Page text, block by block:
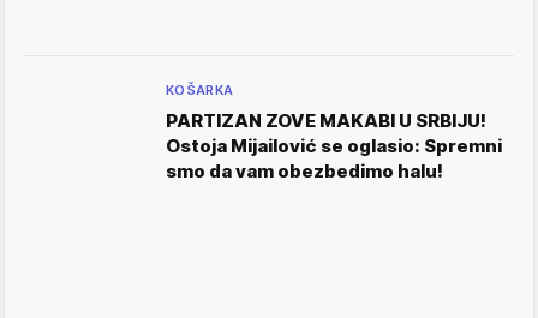
KOŠARKA
PARTIZAN ZOVE MAKABI U SRBIJU!
Ostoja Mijailović se oglasio: Spremni
smo da vam obezbedimo halu!